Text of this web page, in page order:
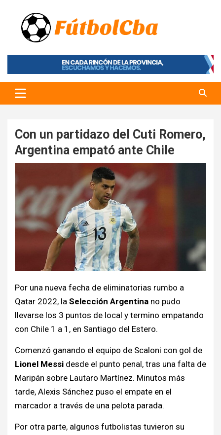
content
Fútbol CBA
Portal de Fútbol en Córdoba
Con un partidazo del Cuti Romero,
Argentina empató ante Chile
Por una nueva fecha de eliminatorias rumbo a
Qatar 2022, la Selección Argentina no pudo
llevarse los 3 puntos de local y termino empatando
con Chile 1 a 1, en Santiago del Estero.
Comenzó ganando el equipo de Scaloni con gol de
Lionel Messi desde el punto penal, tras una falta de
Maripán sobre Lautaro Martínez. Minutos más
tarde, Alexis Sánchez puso el empate en el
marcador a través de una pelota parada.
Por otra parte, algunos futbolistas tuvieron su